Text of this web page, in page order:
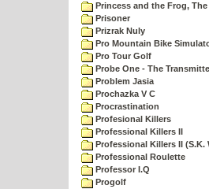
Princess and the Frog, The
Prisoner
Prizrak Nuly
Pro Mountain Bike
Pro Tour Golf
Probe One - The
Problem Jasia
Prochazka V C
Procrastination
Profesional Killers
Professional Killers II
Professional Killers II (S.K.
Professional Roulette
Professor I.Q
Progolf